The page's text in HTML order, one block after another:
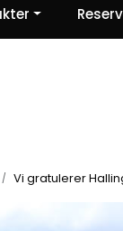
Ris og ros
Vi gratulerer